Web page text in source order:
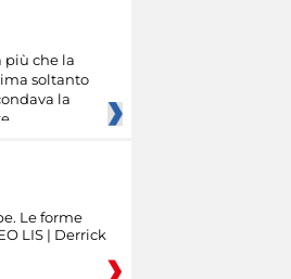
più che la
soltanto
la
Le forme
LIS | Derrick